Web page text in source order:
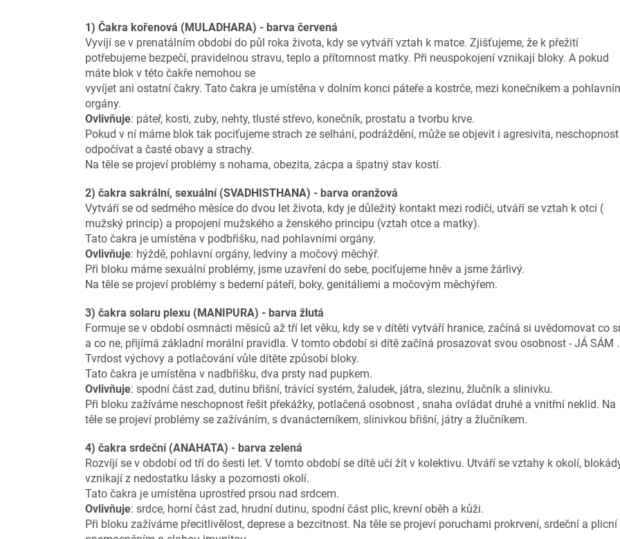
1) Čakra kořenová (MULADHARA) - barva červená
Vyvíjí se v prenatálním období do půl roka života, kdy se vytváří vztah k matce. Zjišťujeme, že k přežití
potřebujeme bezpečí, pravidelnou stravu, teplo a přítomnost matky. Při neuspokojení vznikají bloky. A pokud
máte blok v této čakře nemohou se
vyvíjet ani ostatní čakry. Tato čakra je umístěna v dolním konci páteře a kostrče, mezi konečníkem a
orgány.
Ovlivňuje: páteř, kosti, zuby, nehty, tlusté střevo, konečník, prostatu a tvorbu krve.
Pokud v ní máme blok tak pociťujeme strach ze selhání, podráždění, může se objevit i agresivita, neschopnost
odpočívat a časté obavy a strachy.
Na těle se projeví problémy s nohama, obezita, zácpa a špatný stav kostí.
2) čakra sakrální, sexuální (SVADHISTHANA) - barva oranžová
Vytváří se od sedmého měsíce do dvou let života, kdy je důležitý kontakt mezi rodiči, utváří se vztah k otci (
mužský princip) a propojení mužského a ženského principu (vztah otce a matky).
Tato čakra je umístěna v podbřišku, nad pohlavními orgány.
Ovlivňuje: hýždě, pohlavní orgány, ledviny a močový měchýř.
Při bloku máme sexuální problémy, jsme uzavření do sebe, pociťujeme hněv a jsme žárlivý.
Na těle se projeví problémy s bederní páteří, boky, genitáliemi a močovým měchýřem.
3) čakra solaru plexu (MANIPURA) - barva žlutá
Formuje se v období osmnácti měsíců až tří let věku, kdy se v dítěti vytváří hranice, začíná si uvědomovat co
a co ne, přijímá základní morální pravidla. V tomto období si dítě začíná prosazovat svou osobnost - JÁ SÁM .
Tvrdost výchovy a potlačování vůle dítěte způsobí bloky.
Tato čakra je umístěna v nadbřišku, dva prsty nad pupkem.
Ovlivňuje: spodní část zad, dutinu břišní, trávící systém, žaludek, játra, slezinu, žlučník a slinivku.
Při bloku zažíváme neschopnost řešit překážky, potlačená osobnost , snaha ovládat druhé a vnitřní neklid. Na
těle se projeví problémy se zažíváním, s dvanácterníkem, slinivkou břišní, játry a žlučníkem.
4) čakra srdeční (ANAHATA) - barva zelená
Rozvíjí se v období od tří do šesti let. V tomto období se dítě učí žít v kolektivu. Utváří se vztahy k okolí,
vznikají z nedostatku lásky a pozornosti okolí.
Tato čakra je umístěna uprostřed prsou nad srdcem.
Ovlivňuje: srdce, horní část zad, hrudní dutinu, spodní část plic, krevní oběh a kůži.
Při bloku zažíváme přecitlivělost, deprese a bezcitnost. Na těle se projeví poruchami prokrvení, srdeční a plicní